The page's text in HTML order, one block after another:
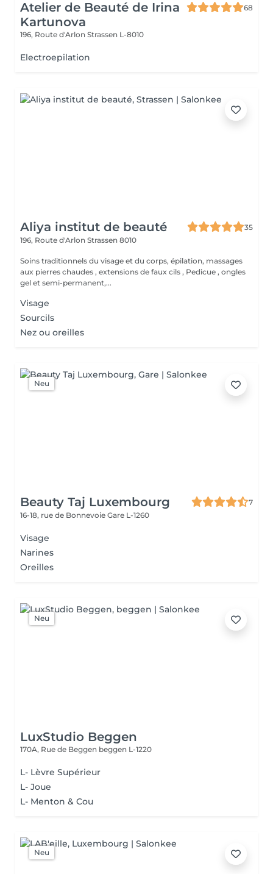
Atelier de Beauté de Irina
Kartunova
68
196, Route d'Arlon Strassen L-8010
Electroepilation
Aliya institut de beauté
35
196, Route d'Arlon Strassen 8010
Soins traditionnels du visage et du corps, épilation, massages
aux pierres chaudes , extensions de faux cils , Pedicue , ongles
gel et semi-permanent,...
Visage
Sourcils
Nez ou oreilles
Neu
Beauty Taj Luxembourg
7
16-18, rue de Bonnevoie Gare L-1260
Visage
Narines
Oreilles
Neu
LuxStudio Beggen
170A, Rue de Beggen beggen L-1220
L- Lèvre Supérieur
L- Joue
L- Menton & Cou
Neu